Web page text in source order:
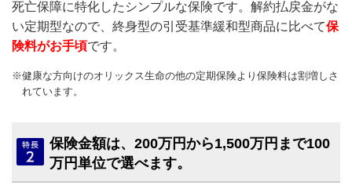
死亡保障に特化したシンプルな保険です。解約払戻金がな
い定期型なので、終身型の引受基準緩和型商品に比べて保
険料がお手頃です。
※健康な方向けのオリックス生命の他の定期保険より保険料は割増しさ
れています。
保険金額は、200万円から1,500万円まで100
万円単位で選べます。